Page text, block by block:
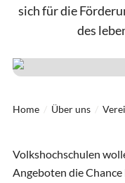
Home Über uns
sich für die
des
Volkshochschulen
Angeboten die